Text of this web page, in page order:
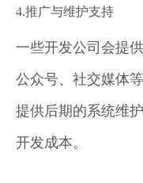
4.推广与维护支持
一些开发公司会提
公众号、社交媒体
提供后期的系统维
开发成本。